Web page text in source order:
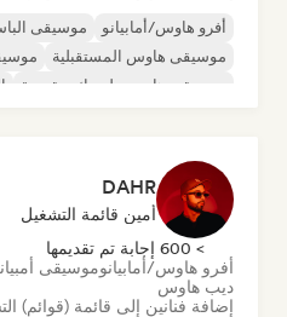
أفرو هاوس/أمابيانو موسيقى
موسيقى هاوس المستقبلية
موسيقى هاوس ملوديك وتقدمية
DAHR
أمين قائمة التشغيل
> 600 إجابة تم تقديمها
أفرو هاوس/أمابيانوموسيقى
ديب هاوس
إضافة فنانين إلى قائمة (قوائم)